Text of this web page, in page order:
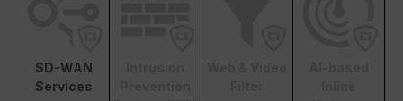
SD-WAN
Services